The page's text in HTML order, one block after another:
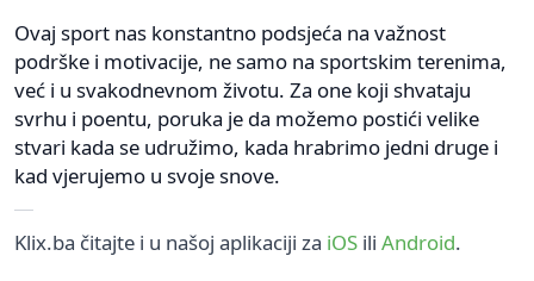
Ovaj sport nas konstantno podsjeća na važnost
podrške i motivacije, ne samo na sportskim terenima,
već i u svakodnevnom životu. Za one koji shvataju
svrhu i poentu, poruka je da možemo postići velike
stvari kada se udružimo, kada hrabrimo jedni druge i
kad vjerujemo u svoje snove.
Klix.ba čitajte i u našoj aplikaciji za iOS ili Android.